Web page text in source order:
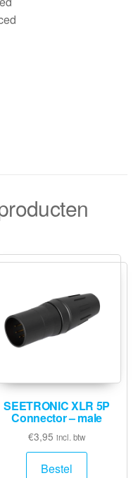
SEETRONIC XLR 5P
Connector – male
€3,95 incl. btw
Bestel